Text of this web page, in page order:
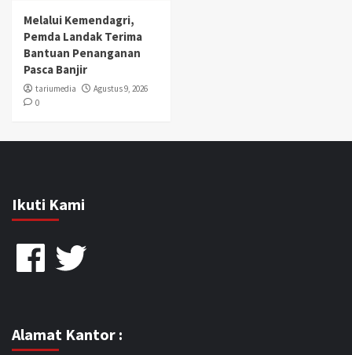
Melalui Kemendagri,
Pemda Landak Terima
Bantuan Penanganan
Pasca Banjir
tariumedia
Agustus 9, 2026
0
Ikuti Kami
FacebookTwitter
Alamat Kantor :